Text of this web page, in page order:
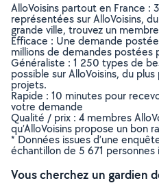
AlloVoisins partout en France :
représentées sur AlloVoisins,
grande ville, trouvez un
Efficace : Une demande
millions de demandes postées
Généraliste : 1 250 types de
possible sur AlloVoisins, du
projets.
Rapide : 10 minutes pour
votre demande
Qualité / prix : 4 membres
qu’AlloVoisins propose un bon
* Données issues d’une
échantillon de 5 671
Vous cherchez un gardien